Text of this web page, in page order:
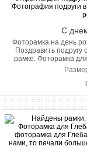
С
Фоторамка на день
Поздравить
рамке. Фоторамка